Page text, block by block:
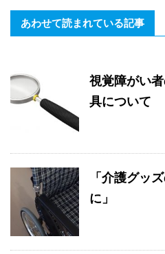
あわせて読まれている記事
視覚障がい
具について
「介護グッ
に」